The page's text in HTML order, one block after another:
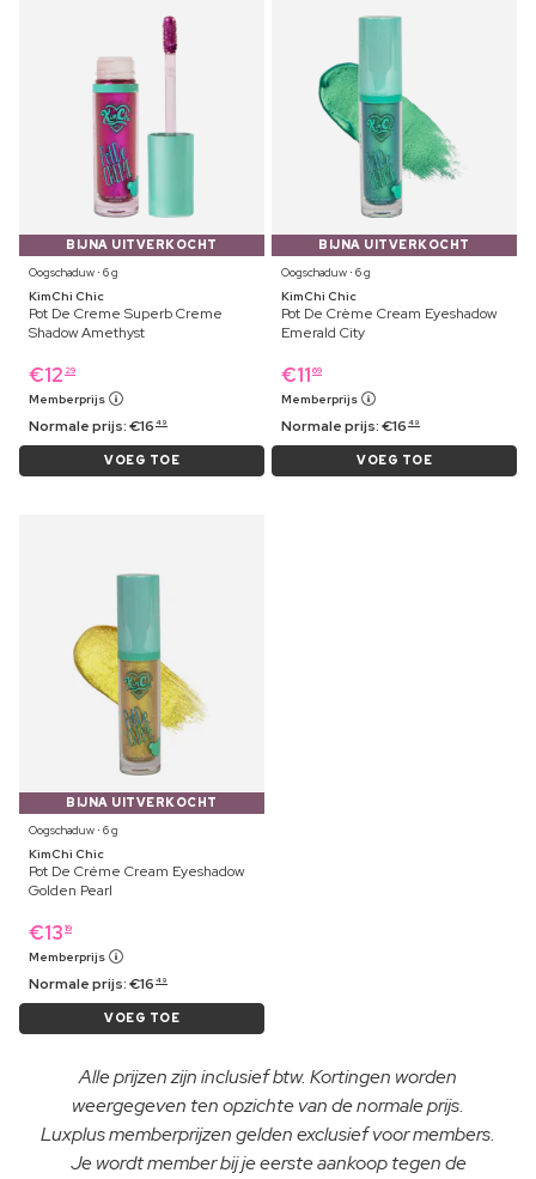
BIJNA UITVERKOCHT
Oogschaduw ⋅ 6 g
KimChi Chic
Pot De Creme Superb Creme
Shadow Amethyst
€12 29
Memberprijs
Normale prijs:€16 49
VOEG TOE
BIJNA UITVERKOCHT
Oogschaduw ⋅ 6 g
KimChi Chic
Pot De Crème Cream Eyeshadow
Emerald City
€11 69
Memberprijs
Normale prijs:€16 49
VOEG TOE
BIJNA UITVERKOCHT
Oogschaduw ⋅ 6 g
KimChi Chic
Pot De Créme Cream Eyeshadow
Golden Pearl
€13 19
Memberprijs
Normale prijs:€16 49
VOEG TOE
Alle prijzen zijn inclusief btw. Kortingen worden
weergegeven ten opzichte van de normale prijs.
Luxplus memberprijzen gelden exclusief voor members.
Je wordt member bij je eerste aankoop tegen de